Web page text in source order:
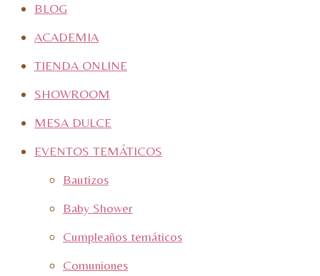
BLOG
ACADEMIA
TIENDA ONLINE
SHOWROOM
MESA DULCE
EVENTOS TEMÁTICOS
Bautizos
Baby Shower
Cumpleaños temáticos
Comuniones